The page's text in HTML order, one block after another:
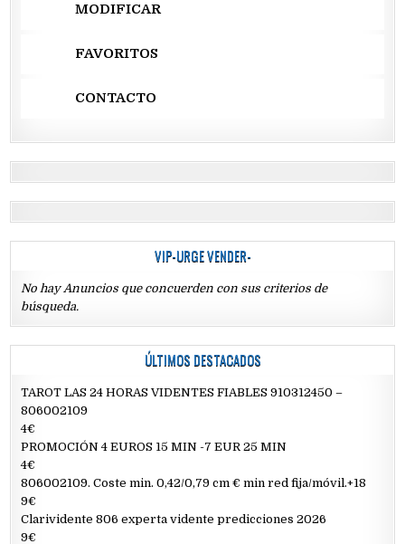
MODIFICAR
FAVORITOS
CONTACTO
VIP-URGE VENDER-
No hay Anuncios que concuerden con sus criterios de
búsqueda.
ÚLTIMOS DESTACADOS
TAROT LAS 24 HORAS VIDENTES FIABLES 910312450 –
806002109
4€
PROMOCIÓN 4 EUROS 15 MIN -7 EUR 25 MIN
4€
806002109. Coste min. 0,42/0,79 cm € min red fija/móvil.+18
9€
Clarividente 806 experta vidente predicciones 2026
9€